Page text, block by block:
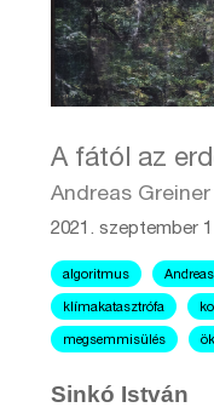
A fától az
Andreas
2021. szeptember
algoritmus
klímakatasztrófa
megsemmisülés
Sinkó István